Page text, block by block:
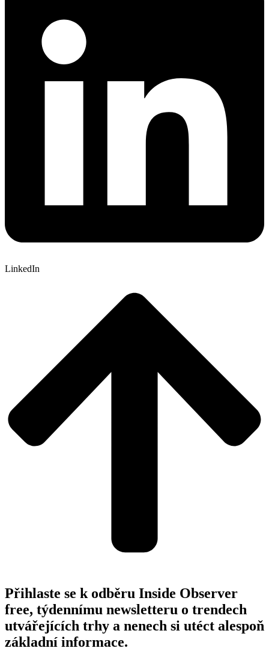
LinkedIn
Přihlaste se k odběru Inside Observer
free, týdennímu newsletteru o trendech
utvářejících trhy a nenech si utéct alespoň
základní informace.